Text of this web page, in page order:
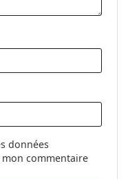
données
commentaire